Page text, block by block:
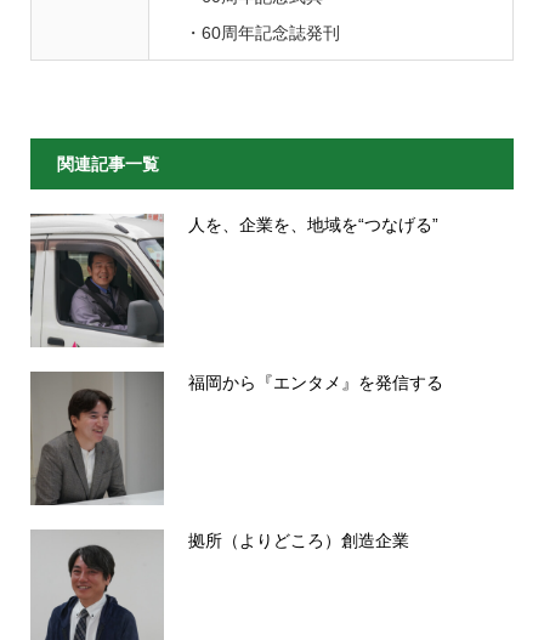
・60周年記念誌発刊
関連記事一覧
人を、企業を、地域を“つなげる”
福岡から『エンタメ』を発信する
拠所（よりどころ）創造企業